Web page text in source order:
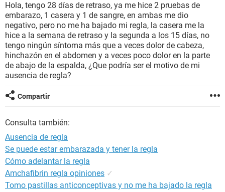
BIENESTAR
SEXUALIDAD
GLOSARIO
Hola, tengo 28 días de retraso, ya me hice 2 pruebas de
embarazo, 1 casera y 1 de sangre, en ambas me dio
negativo, pero no me ha bajado mi regla, la casera me la
hice a la semana de retraso y la segunda a los 15 días, no
tengo ningún síntoma más que a veces dolor de cabeza,
hinchazón en el abdomen y a veces poco dolor en la parte
de abajo de la espalda, ¿Que podría ser el motivo de mi
ausencia de regla?
Compartir
Consulta también:
Ausencia de regla
Se puede estar embarazada y tener la regla
Cómo adelantar la regla
Amchafibrin regla opiniones ✓
Tomo pastillas anticonceptivas y no me ha bajado la regla